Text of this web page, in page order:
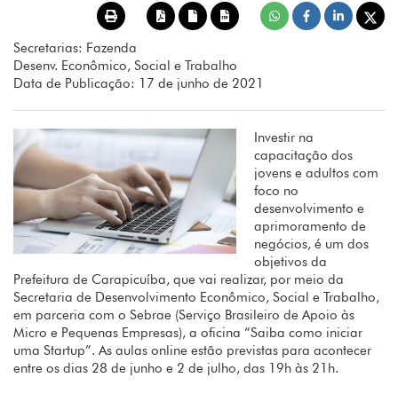
Secretarias: Fazenda
Desenv. Econômico, Social e Trabalho
Data de Publicação: 17 de junho de 2021
Investir na
capacitação dos
jovens e adultos com
foco no
desenvolvimento e
aprimoramento de
negócios, é um dos
objetivos da
Prefeitura de Carapicuíba, que vai realizar, por meio da
Secretaria de Desenvolvimento Econômico, Social e Trabalho,
em parceria com o Sebrae (Serviço Brasileiro de Apoio às
Micro e Pequenas Empresas), a oficina “Saiba como iniciar
uma Startup”. As aulas online estão previstas para acontecer
entre os dias 28 de junho e 2 de julho, das 19h às 21h.